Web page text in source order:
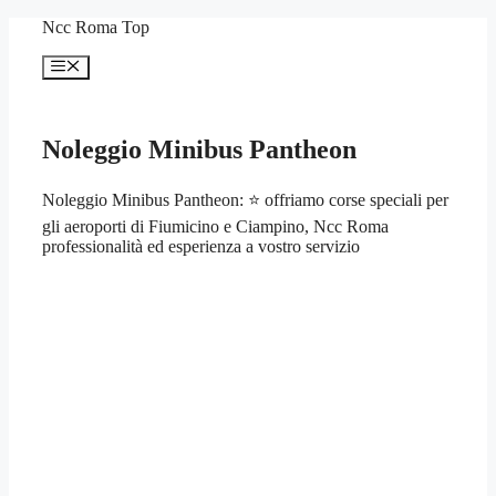
contenuto
Ncc Roma Top
Menu
Noleggio Minibus Pantheon
Noleggio Minibus Pantheon: ⭐ offriamo corse speciali per
gli aeroporti di Fiumicino e Ciampino, Ncc Roma
professionalità ed esperienza a vostro servizio